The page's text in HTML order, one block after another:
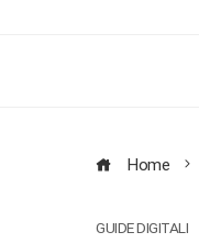
Home
GUIDE DIGITALI